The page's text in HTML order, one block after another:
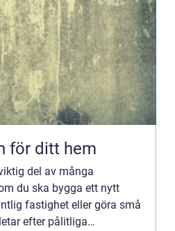
för ditt hem
del av många
du ska bygga ett nytt
fastighet eller göra små
efter pålitliga